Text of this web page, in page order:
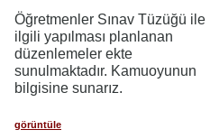
Öğretmenler Sınav Tüzüğü ile
ilgili yapılması planlanan
düzenlemeler ekte
sunulmaktadır. Kamuoyunun
bilgisine sunarız.
görüntüle